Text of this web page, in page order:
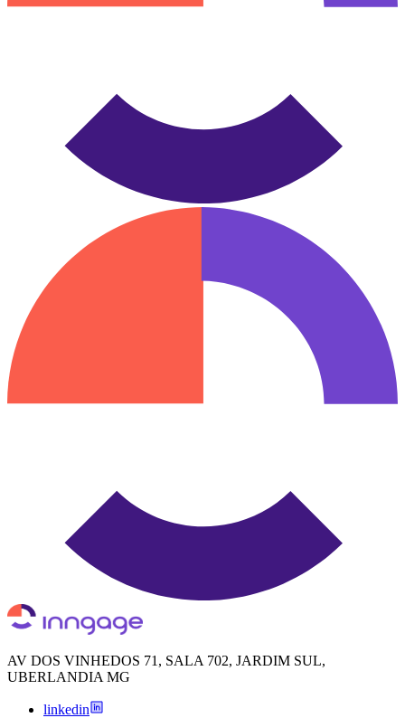
AV DOS VINHEDOS 71, SALA 702, JARDIM SUL,
UBERLANDIA MG
linkedin